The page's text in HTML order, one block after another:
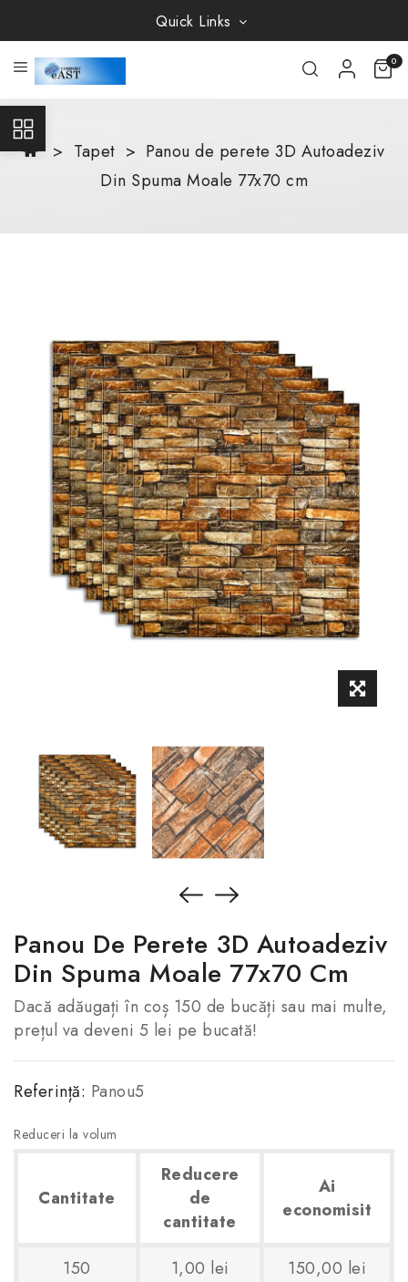
Quick Links
0
Tapet
Panou de perete 3D Autoadeziv
Din Spuma Moale 77x70 cm
Panou De Perete 3D Autoadeziv
Din Spuma Moale 77x70 Cm
Dacă adăugați în coș 150 de bucăți sau mai multe,
prețul va deveni 5 lei pe bucată!
Referință: Panou5
Reduceri la volum
Cantitate
Reducere
de
cantitate
Ai
economisit
150 1,00 lei 150,00 lei